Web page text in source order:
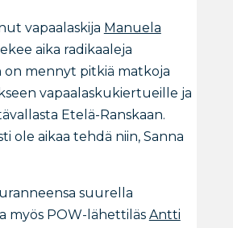
vapaalaskija Manuela
aika radikaaleja
on mennyt pitkiä matkoja
vapaalaskukiertueille ja
Etelä-Ranskaan.
ole aikaa tehdä niin, Sanna
suurella
myös POW-lähettiläs Antti